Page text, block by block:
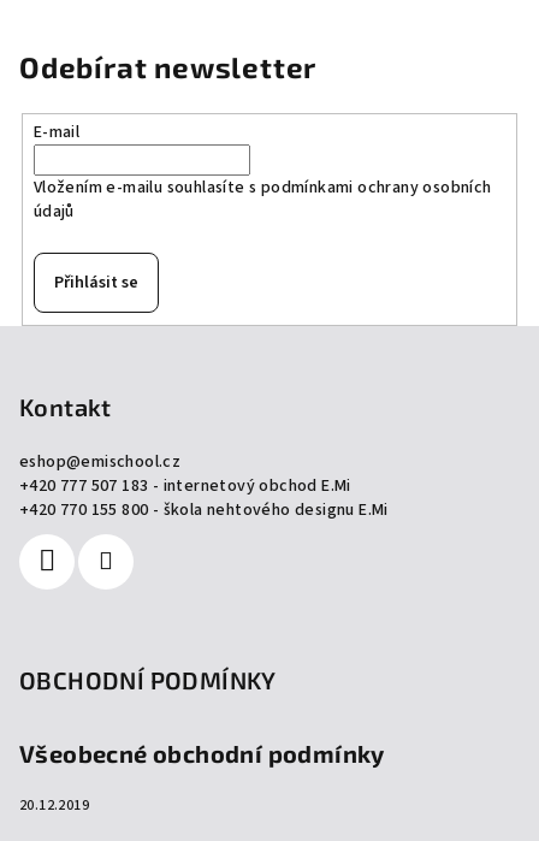
Odebírat newsletter
E-mail
Vložením e-mailu souhlasíte s podmínkami ochrany osobních
údajů
Přihlásit se
Kontakt
eshop@emischool.cz
+420 777 507 183 - internetový obchod E.Mi
+420 770 155 800 - škola nehtového designu E.Mi
OBCHODNÍ PODMÍNKY
Všeobecné obchodní podmínky
20.12.2019